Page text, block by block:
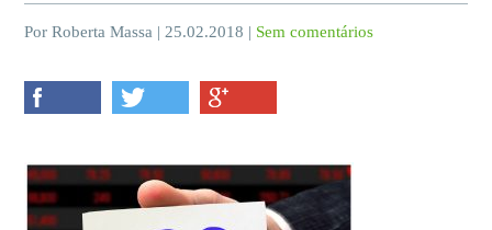
Por Roberta Massa | 25.02.2018 | Sem comentários